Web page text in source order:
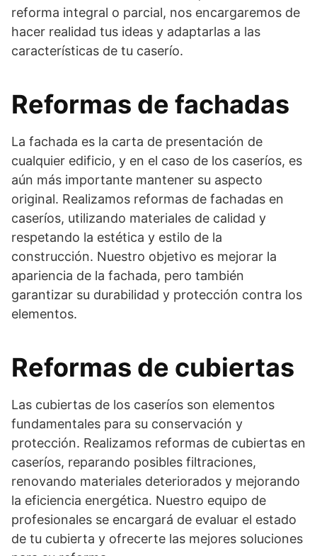
reforma integral o parcial, nos encargaremos de
hacer realidad tus ideas y adaptarlas a las
características de tu caserío.
Reformas de fachadas
La fachada es la carta de presentación de
cualquier edificio, y en el caso de los caseríos, es
aún más importante mantener su aspecto
original. Realizamos reformas de fachadas en
caseríos, utilizando materiales de calidad y
respetando la estética y estilo de la
construcción. Nuestro objetivo es mejorar la
apariencia de la fachada, pero también
garantizar su durabilidad y protección contra los
elementos.
Reformas de cubiertas
Las cubiertas de los caseríos son elementos
fundamentales para su conservación y
protección. Realizamos reformas de cubiertas en
caseríos, reparando posibles filtraciones,
renovando materiales deteriorados y mejorando
la eficiencia energética. Nuestro equipo de
profesionales se encargará de evaluar el estado
de tu cubierta y ofrecerte las mejores soluciones